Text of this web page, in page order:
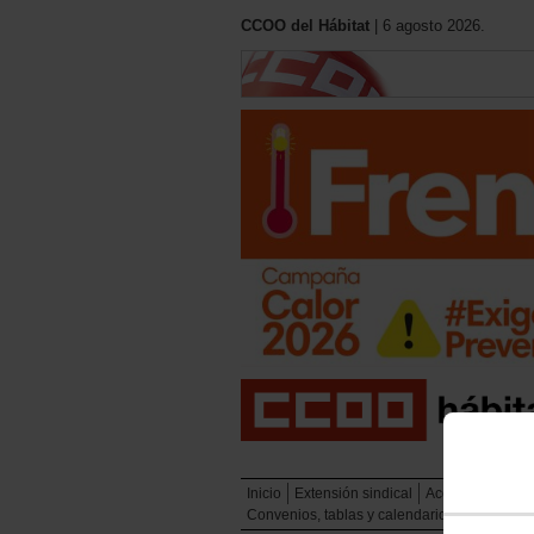
CCOO del Hábitat | 6 agosto 2026.
Inicio Extensión sindical Acción sindical
Convenios, tablas y calendarios